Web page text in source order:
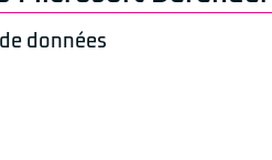
données